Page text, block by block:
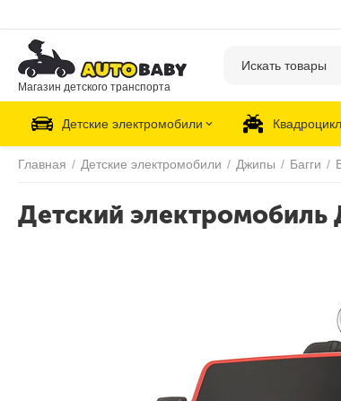
Магазин детского транспорта
Детские электромобили
Главная / Детские электромобили / Джипы / Багги /
Детский электромобиль